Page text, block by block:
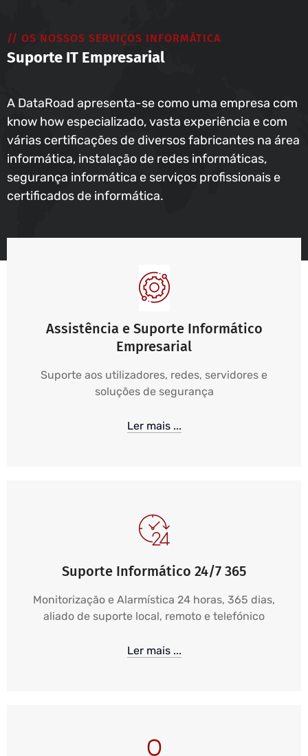
// OS NOSSOS SERVIÇOS INFORMÁTICA
Suporte IT Empresarial
A DataRoad apresenta-se como uma empresa com
know how especializado, vasta experiência e com
várias certificações de diversos fabricantes na área
informática, instalação de redes informáticas,
segurança informática e serviços profissionais e
certificados de informática.
Assistência e Suporte Informático
Empresarial
Suporte aos utilizadores, redes, servidores e
soluções de segurança
Ler mais ...
Suporte Informático 24/7 365
Monitorização e Alarmística 24 horas, 365 dias,
aliado de suporte local, remoto e telefónico
Ler mais ...